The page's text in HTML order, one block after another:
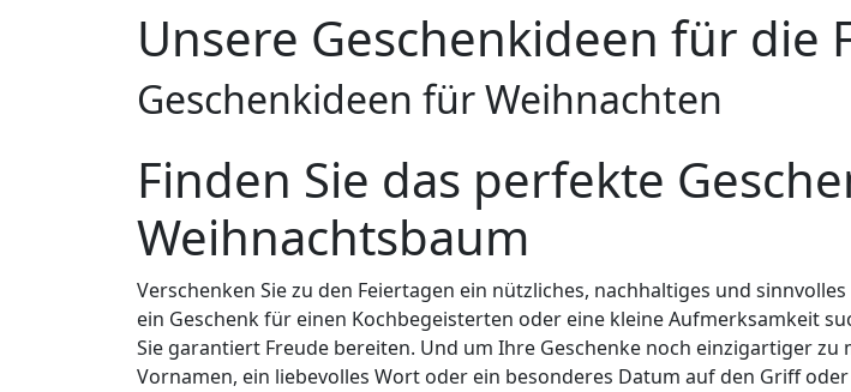
Unsere Geschenkideen für die
Geschenkideen für Weihnachten
Finden Sie das perfekte
Weihnachtsbaum
Verschenken Sie zu den Feiertagen ein nützliches, nachhaltiges und
ein Geschenk für einen Kochbegeisterten oder eine kleine Aufmerksamkeit
Sie garantiert Freude bereiten. Und um Ihre Geschenke noch einzigartiger zu
Vornamen, ein liebevolles Wort oder ein besonderes Datum auf den Griff